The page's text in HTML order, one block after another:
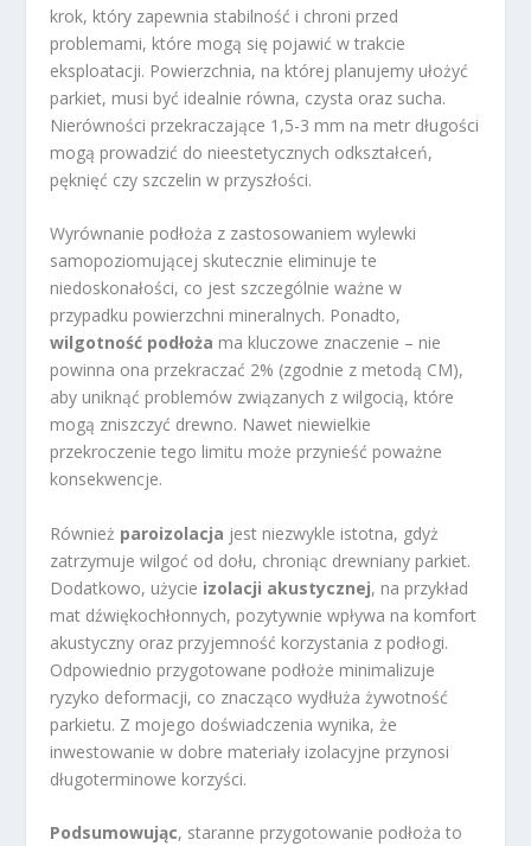
krok, który zapewnia stabilność i chroni przed
problemami, które mogą się pojawić w trakcie
eksploatacji. Powierzchnia, na której planujemy ułożyć
parkiet, musi być idealnie równa, czysta oraz sucha.
Nierówności przekraczające 1,5-3 mm na metr długości
mogą prowadzić do nieestetycznych odkształceń,
pęknięć czy szczelin w przyszłości.
Wyrównanie podłoża z zastosowaniem wylewki
samopoziomującej skutecznie eliminuje te
niedoskonałości, co jest szczególnie ważne w
przypadku powierzchni mineralnych. Ponadto,
wilgotność podłoża ma kluczowe znaczenie – nie
powinna ona przekraczać 2% (zgodnie z metodą CM),
aby uniknąć problemów związanych z wilgocią, które
mogą zniszczyć drewno. Nawet niewielkie
przekroczenie tego limitu może przynieść poważne
konsekwencje.
Również paroizolacja jest niezwykle istotna, gdyż
zatrzymuje wilgoć od dołu, chroniąc drewniany parkiet.
Dodatkowo, użycie izolacji akustycznej, na przykład
mat dźwiękochłonnych, pozytywnie wpływa na komfort
akustyczny oraz przyjemność korzystania z podłogi.
Odpowiednio przygotowane podłoże minimalizuje
ryzyko deformacji, co znacząco wydłuża żywotność
parkietu. Z mojego doświadczenia wynika, że
inwestowanie w dobre materiały izolacyjne przynosi
długoterminowe korzyści.
Podsumowując, staranne przygotowanie podłoża to